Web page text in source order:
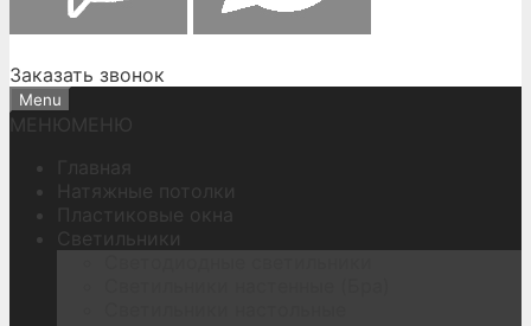
Заказать звонок
Menu
МЕНЮМЕНЮ
Главная
Натяжные потолки
Пластиковые окна
Светильники